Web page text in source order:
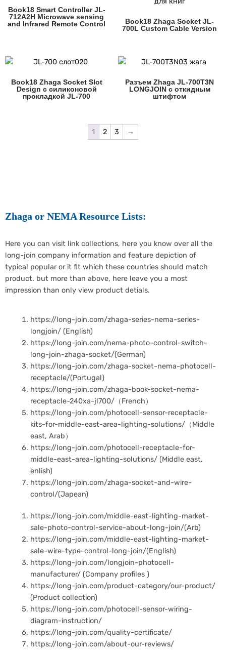
Book18 Smart Controller JL-
712A2H Microwave sensing
and Infrared Remote Control
Book18 Zhaga Socket JL-
700L Custom Cable Version
Book18 Zhaga Socket Slot
Design с силиконовой
прокладкой JL-700
Разъем Zhaga JL-700T3N
LONGJOIN с откидным
штифтом
1 2 3 →
Zhaga or NEMA Resource Lists:
Here you can visit link collections, here you know over all the
long-join company information and feature depiction of
typical popular or it fit which these countries should match
product. but more than above, here leave you a most
impression than only view product detials.
https://long-join.com/zhaga-series-nema-series-
longjoin/ (English)
https://long-join.com/nema-photo-control-switch-
long-join-zhaga-socket/(German)
https://long-join.com/zhaga-socket-nema-photocell-
receptacle/(Portugal)
https://long-join.com/zhaga-book-socket-nema-
receptacle-240xa-jl700/（French）
https://long-join.com/photocell-sensor-receptacle-
kits-for-middle-east-area-lighting-solutions/（Middle
east, Arab）
https://long-join.com/photocell-receptacle-for-
middle-east-area-lighting-solutions/ (Middle east,
enlish)
https://long-join.com/zhaga-socket-and-wire-
control/(Japean)
https://long-join.com/middle-east-lighting-market-
sale-photo-control-service-about-long-join/(Arb)
https://long-join.com/middle-east-lighting-market-
sale-wire-type-control-long-join/(English)
https://long-join.com/longjoin-photocell-
manufacturer/ (Company profiles )
https://long-join.com/product-category/our-product/
(Product collection)
https://long-join.com/photocell-sensor-wiring-
diagram-instruction/
https://long-join.com/quality-certificate/
https://long-join.com/about-our-reviews/